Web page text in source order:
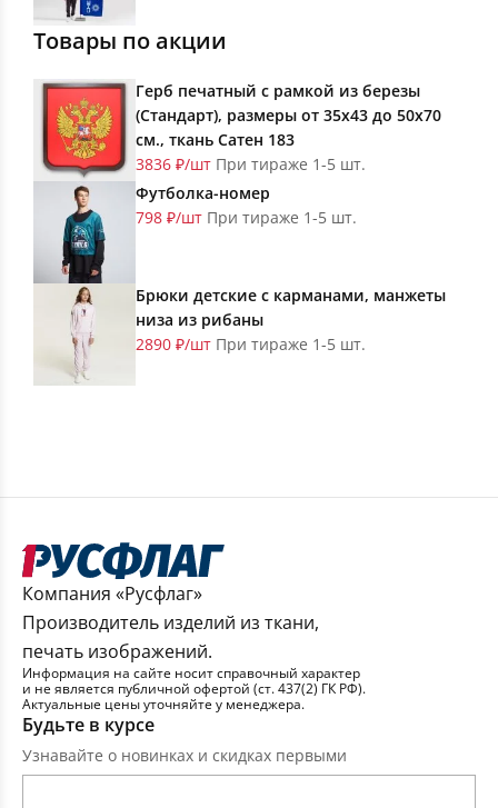
Товары по акции
Герб печатный с рамкой из березы
(Стандарт), размеры от 35х43 до 50х70
см., ткань Сатен 183
3836 ₽/шт При тираже 1-5 шт.
Футболка-номер
798 ₽/шт При тираже 1-5 шт.
Брюки детские с карманами, манжеты
низа из рибаны
2890 ₽/шт При тираже 1-5 шт.
Компания «Русфлаг»
Производитель изделий из ткани,
печать изображений.
Информация на сайте носит справочный характер
и не является публичной офертой (ст. 437(2) ГК РФ).
Актуальные цены уточняйте у менеджера.
Будьте в курсе
Узнавайте о новинках и скидках первыми